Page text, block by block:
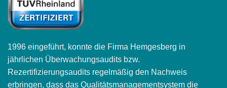
1996 eingeführt, konnte die Firma Hemgesberg in
jährlichen Überwachungsaudits bzw.
Rezertifizierungsaudits regelmäßig den Nachweis
erbringen, dass das Qualitätsmanagementsystem die